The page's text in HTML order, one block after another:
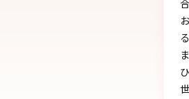
お天気にも恵まれ、本当に一生の思い出にな
る卒業式を迎えることができたのは、みなさ
ひとかたならぬご尽力に感謝いたします。お